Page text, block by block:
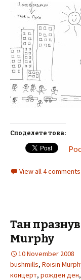
Споделете това:
View all 4 comments
Тан
Murphy
10 November 2008
bushmills, Roisin
концерт, рожден ден,